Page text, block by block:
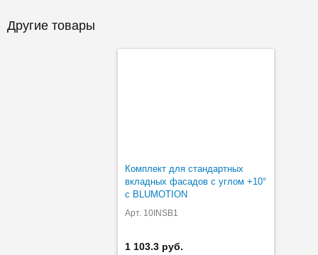
Другие товары
Комплект для стандартных
вкладных фасадов с углом +10°
с BLUMOTION
Арт. 10INSB1
1 103.3 руб.